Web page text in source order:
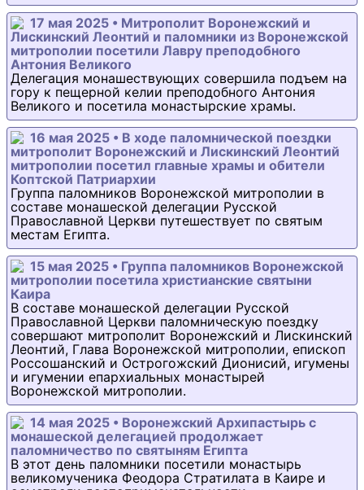
17 мая 2025 • Митрополит Воронежский и
Лискинский Леонтий и паломники из Воронежской
митрополии посетили Лавру преподобного
Антония Великого
Делегация монашествующих совершила подъем на
гору к пещерной келии преподобного Антония
Великого и посетила монастырские храмы.
16 мая 2025 • В ходе паломнической поездки
митрополит Воронежский и Лискинский Леонтий
митрополии посетил главные храмы и обители
Коптской Патриархии
Группа паломников Воронежской митрополии в
составе монашеской делегации Русской
Православной Церкви путешествует по святым
местам Египта.
15 мая 2025 • Группа паломников Воронежской
митрополии посетила христианские святыни
Каира
В составе монашеской делегации Русской
Православной Церкви паломническую поездку
совершают митрополит Воронежский и Лискинский
Леонтий, Глава Воронежской митрополии, епископ
Россошанский и Острогожский Дионисий, игумены
и игумении епархиальных монастырей
Воронежской митрополии.
14 мая 2025 • Воронежский Архипастырь с
монашеской делегацией продолжает
паломничество по святыням Египта
В этот день паломники посетили монастырь
великомученика Феодора Стратилата в Каире и